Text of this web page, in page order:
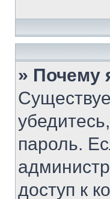
» Почему
пароль.
доступ к